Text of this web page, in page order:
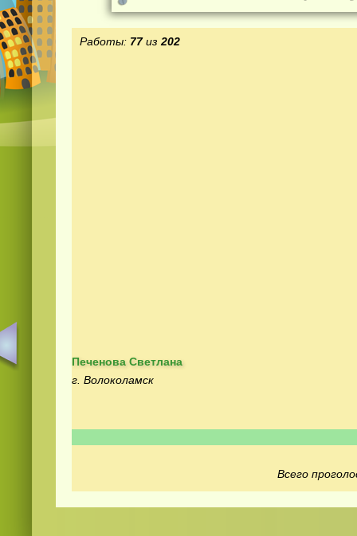
Работы: 77из 202
Печенова Светлана
г. Волоколамск
Всего